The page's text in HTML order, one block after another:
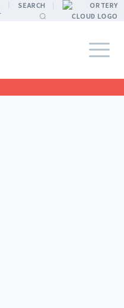
SEARCH